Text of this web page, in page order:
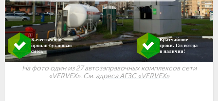
Качественная
пропан-бутановая
смесь
Кратчайшие
сроки. Газ всегда
в наличии!
На фото один из 27 автозаправочных комплексов сети
«VERVEX». См. адреса АГЗС «VERVEX»